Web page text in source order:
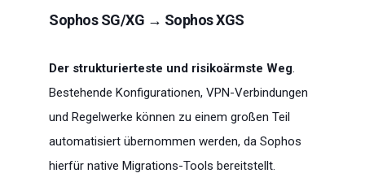
Sophos SG/XG → Sophos XGS
Der strukturierteste und risikoärmste Weg.
Bestehende Konfigurationen, VPN-Verbindungen
und Regelwerke können zu einem großen Teil
automatisiert übernommen werden, da Sophos
hierfür native Migrations-Tools bereitstellt.